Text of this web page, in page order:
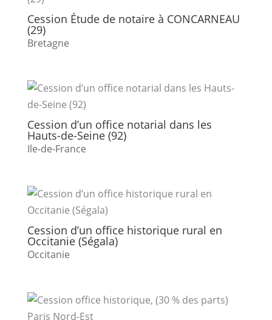
Cession Étude de notaire à CONCARNEAU
(29)
Bretagne
Cession d’un office notarial dans les
Hauts-de-Seine (92)
Ile-de-France
Cession d’un office historique rural en
Occitanie (Ségala)
Occitanie